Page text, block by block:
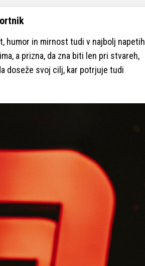
humor in mirnost tudi v najbolj napetih
a prizna, da zna biti len pri stvareh,
doseže svoj cilj, kar potrjuje tudi